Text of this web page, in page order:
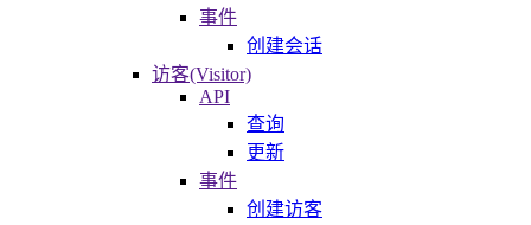
事件
创建会话
访客(Visitor)
API
查询
更新
事件
创建访客